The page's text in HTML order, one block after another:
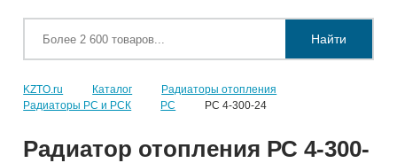
Найти
KZTO.ru Каталог
Радиаторы отопления
Радиаторы РС и РСК
РС РС 4-300-24
Радиатор отопления РС 4-300-